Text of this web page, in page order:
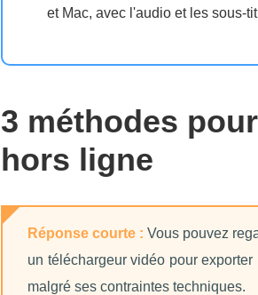
et Mac, avec l'audio et les sous-
3 méthodes
hors ligne
Réponse courte : Vous pouvez
un téléchargeur vidéo pour
malgré ses contraintes techniques.